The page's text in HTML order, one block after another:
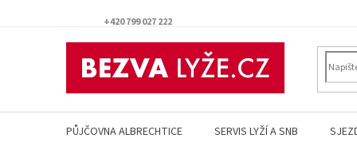
+420 799 027 222
PŮJČOVNA ALBRECHTICE SERVIS LYŽÍ A SNB